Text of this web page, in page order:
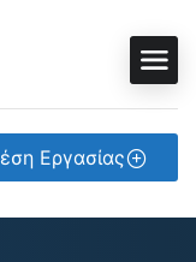
Εργασίας